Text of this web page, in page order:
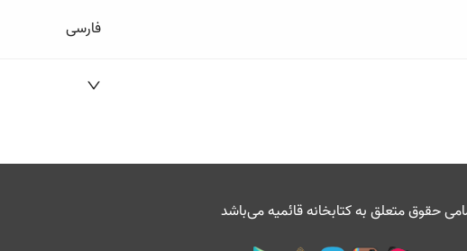
فارسی
حقوق متعلق بهکتابخانه قائمیهمی‌باشد